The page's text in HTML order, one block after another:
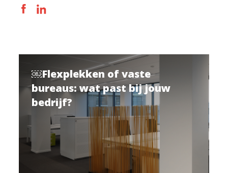
￼Flexplekken of vaste
bureaus: wat past bij jouw
bedrijf?